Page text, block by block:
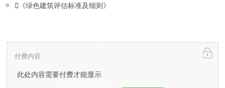
 《绿色建筑评估标准及细则》
此处内容需要付费才能显示
付费内容